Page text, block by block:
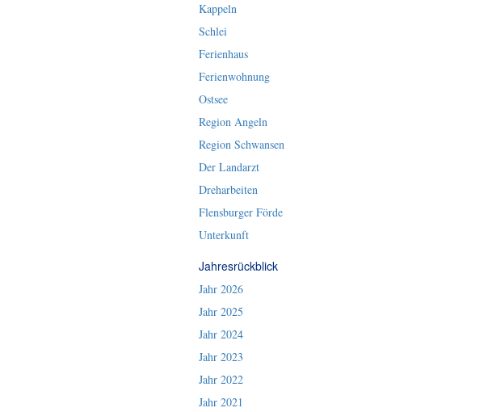
Kappeln
Schlei
Ferienhaus
Ferienwohnung
Ostsee
Region Angeln
Region Schwansen
Der Landarzt
Dreharbeiten
Flensburger Förde
Unterkunft
Jahresrückblick
Jahr 2026
Jahr 2025
Jahr 2024
Jahr 2023
Jahr 2022
Jahr 2021